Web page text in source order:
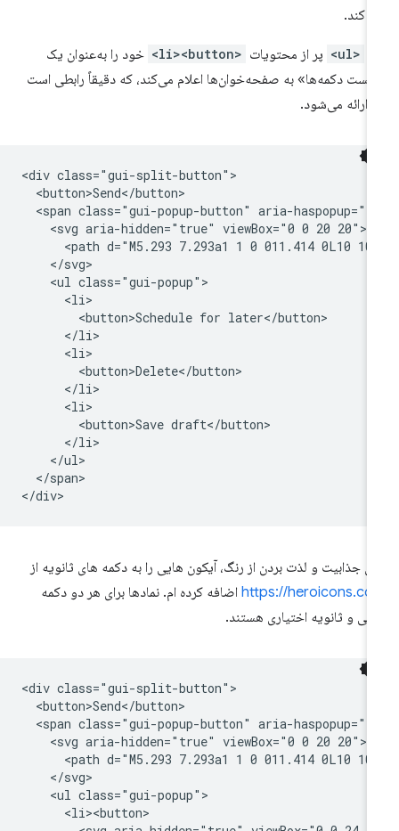
پر از محتویات <li><button>
خود را به‌عنوان یک
دکمه‌ها» به صفحه‌خوان‌ها اعلام می‌کند، که دقیقاً رابطی است
ارائه می‌شود.
<div class="gui-split-button">
  <button>Send</button>
<span class="gui-popup-button" aria-
    <svg aria-hidden="true" viewBox="0 0 20 20">
<path d="M5.293 7.293a1 1 0 011.414 0L10
    </svg>
    <ul class="gui-popup">
      <li>
        <button>Schedule for later</button>
      </li>
      <li>
        <button>Delete</button>
      </li>
      <li>
        <button>Save draft</button>
      </li>
    </ul>
  </span>
جذابیت و لذت بردن از رنگ، آیکون هایی را به دکمه های ثانویه از
https://اضافه کرده ام. نمادها برای هر دو دکمه
و ثانویه اختیاری هستند.
<div class="gui-split-button">
  <button>Send</button>
<span class="gui-popup-button" aria-
    <svg aria-hidden="true" viewBox="0 0 20 20">
<path d="M5.293 7.293a1 1 0 011.414 0L10
    </svg>
    <ul class="gui-popup">
      <li><button>